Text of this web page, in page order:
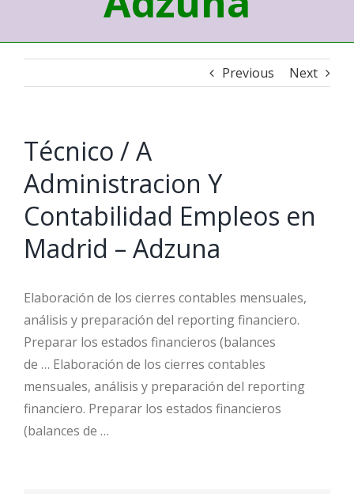
Previous Next
Técnico / A
Administracion Y
Contabilidad Empleos en
Madrid – Adzuna
Elaboración de los cierres contables mensuales,
análisis y preparación del reporting financiero.
Preparar los estados financieros (balances
de … Elaboración de los cierres contables
mensuales, análisis y preparación del reporting
financiero. Preparar los estados financieros
(balances de …